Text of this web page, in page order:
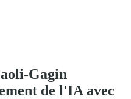
Gagin
de l'IA avec